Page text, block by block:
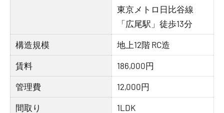
東京メトロ日比谷線
「広尾駅」徒歩13分
構造規模 地上12階 RC造
賃料 186,000円
管理費 12,000円
間取り 1LDK